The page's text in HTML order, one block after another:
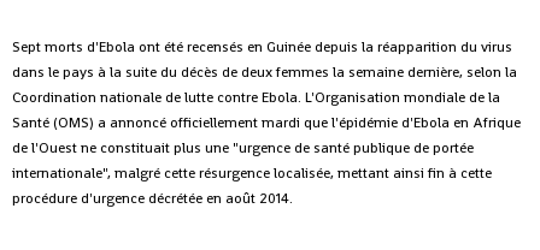
Sept morts d'Ebola ont été recensés en Guinée depuis la réapparition du virus
dans le pays à la suite du décès de deux femmes la semaine dernière, selon la
Coordination nationale de lutte contre Ebola. L'Organisation mondiale de la
Santé (OMS) a annoncé officiellement mardi que l'épidémie d'Ebola en Afrique
de l'Ouest ne constituait plus une "urgence de santé publique de portée
internationale", malgré cette résurgence localisée, mettant ainsi fin à cette
procédure d'urgence décrétée en août 2014.